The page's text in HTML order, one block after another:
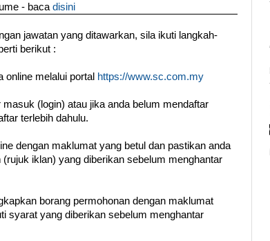
- bacadisini
jawatan yang ditawarkan, sila ikuti langkah-
berikut :
online melalui portal https://www.sc.com.my
(login) atau jika anda belum mendaftar
terlebih dahulu.
dengan maklumat yang betul dan pastikan anda
iklan) yang diberikan sebelum menghantar
borang permohonan dengan maklumat
syarat yang diberikan sebelum menghantar